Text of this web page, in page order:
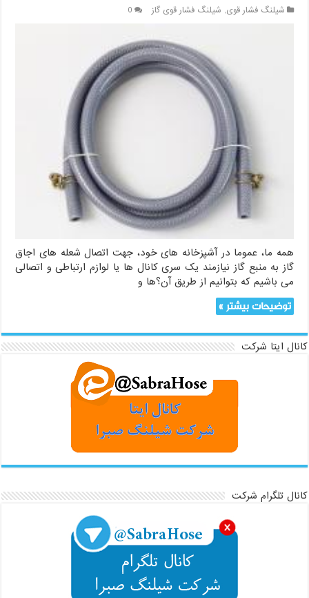
شیلنگ فشار قوی, شیلنگ فشار قوی گاز 0
همه ما، عموما در آشپزخانه های خود، جهت اتصال شعله های اجاق
گاز به منبع گاز نیازمند یک سری کانال ها یا لوازم ارتباطی و اتصالی
می باشیم که بتوانیم از طریق آن؟ها و
توضیحات بیشتر »
کانال ایتا شرکت
کانال تلگرام شرکت